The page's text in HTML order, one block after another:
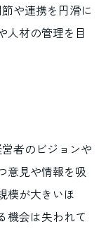
や連携を円滑に
人材の管理を目
者のビジョンや
意見や情報を吸
模が大きいほ
機会は失われて